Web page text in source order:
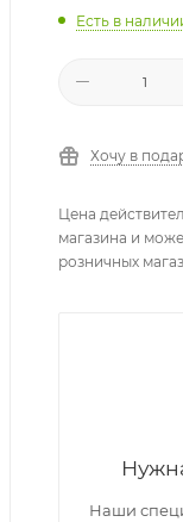
Есть в
Хочу в
Цена
магазина и
розничных
Наши